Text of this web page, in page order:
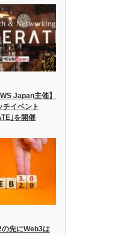
Japan主催】
チイベント
｣を開催
の先にWeb3は